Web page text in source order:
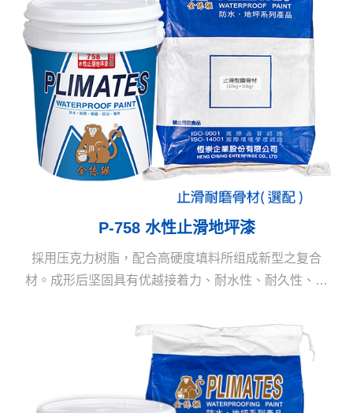
P-758 水性止滑地坪漆
採用压克力树脂，配合高硬度填料所组成新型之复合
材。成形后坚固具有优越接着力、耐水性、耐久性、耐
外不耐候之困扰。